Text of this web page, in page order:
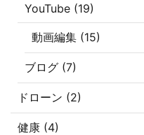
YouTube (19)
動画編集 (15)
ブログ (7)
ドローン (2)
健康 (4)